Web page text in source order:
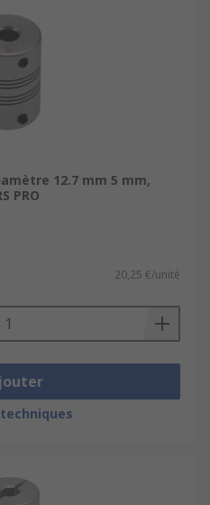
12.7 mm 5 mm,
PRO
20,25 €/unité